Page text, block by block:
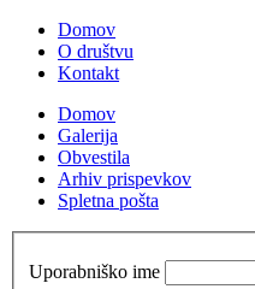
Domov
O društvu
Kontakt
Domov
Galerija
Obvestila
Arhiv prispevkov
Spletna pošta
Uporabniško ime